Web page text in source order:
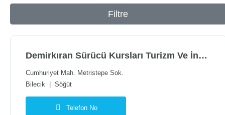
Filtre
Demirkıran Sürücü Kursları Turizm Ve İnşaat Ticaret Limited Şirke
Cumhuriyet Mah. Metristepe Sok.
Bilecik
Söğüt
Telefon No